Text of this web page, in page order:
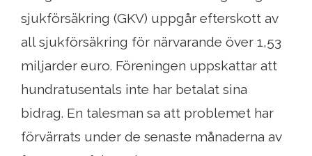
sjukförsäkring (GKV) uppgår efterskott av
all sjukförsäkring för närvarande över 1,53
miljarder euro. Föreningen uppskattar att
hundratusentals inte har betalat sina
bidrag. En talesman sa att problemet har
förvärrats under de senaste månaderna av